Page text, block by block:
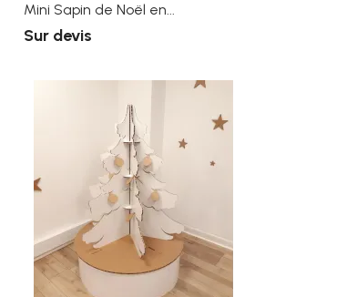
Mini Sapin de Noël en...
Sur devis